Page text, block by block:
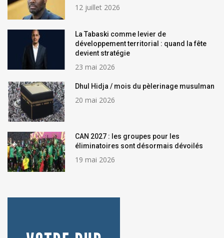
12 juillet 2026
La Tabaski comme levier de
développement territorial : quand la fête
devient stratégie
23 mai 2026
Dhul Hidja / mois du pèlerinage musulman
20 mai 2026
CAN 2027 : les groupes pour les
éliminatoires sont désormais dévoilés
19 mai 2026